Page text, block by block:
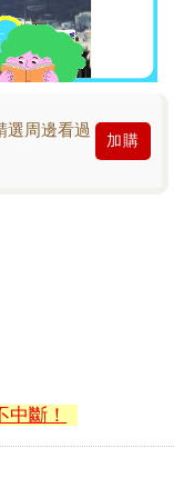
周邊看過
加購
斷！